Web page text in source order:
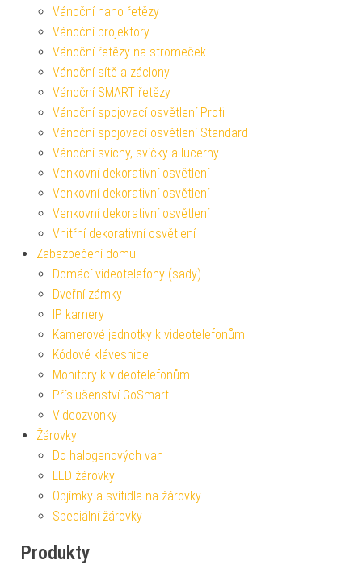
Vánoční nano řetězy
Vánoční projektory
Vánoční řetězy na stromeček
Vánoční sítě a záclony
Vánoční SMART řetězy
Vánoční spojovací osvětlení Profi
Vánoční spojovací osvětlení Standard
Vánoční svícny, svíčky a lucerny
Venkovní dekorativní osvětlení
Venkovní dekorativní osvětlení
Venkovní dekorativní osvětlení
Vnitřní dekorativní osvětlení
Zabezpečení domu
Domácí videotelefony (sady)
Dveřní zámky
IP kamery
Kamerové jednotky k videotelefonům
Kódové klávesnice
Monitory k videotelefonům
Příslušenství GoSmart
Videozvonky
Žárovky
Do halogenových van
LED žárovky
Objímky a svítidla na žárovky
Speciální žárovky
Produkty